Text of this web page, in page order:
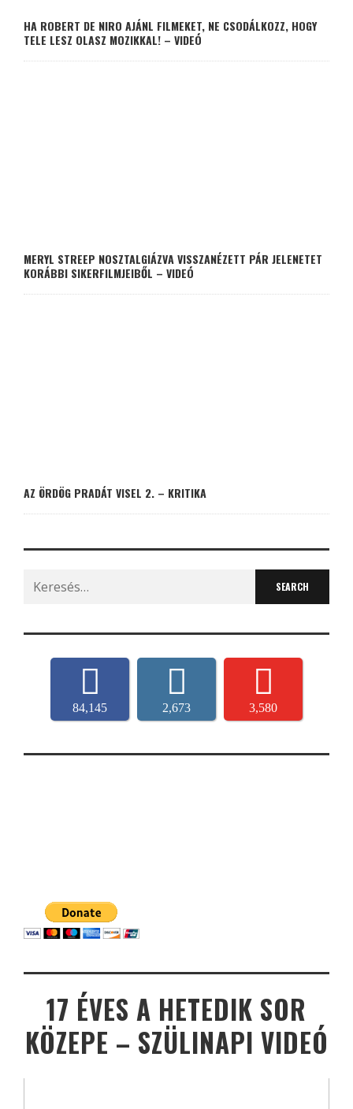
HA ROBERT DE NIRO AJÁNL FILMEKET, NE CSODÁLKOZZ, HOGY
TELE LESZ OLASZ MOZIKKAL! – VIDEÓ
MERYL STREEP NOSZTALGIÁZVA VISSZANÉZETT PÁR JELENETET
KORÁBBI SIKERFILMJEIBŐL – VIDEÓ
AZ ÖRDÖG PRADÁT VISEL 2. – KRITIKA
Search
for:
84,145 2,673 3,580
17 ÉVES A HETEDIK SOR
KÖZEPE – SZÜLINAPI VIDEÓ